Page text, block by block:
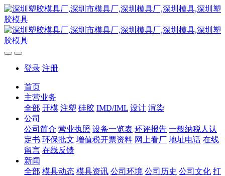
登录 注册
首页
主营业务
全部 开模 注塑 硅胶 IMD/IML 设计 渲染
公司
公司简介 营业执照 设备一览表 环评报告 一般纳税人认
定书 环保批文 增值税开票资料 网上看厂 地址电话 在线
留言 在线反馈
新闻
全部 模具动态 模具资讯 公司环境 公司历史 公司文化 打